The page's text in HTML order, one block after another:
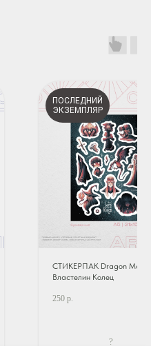
ПОСЛЕДНИЙ
ЭКЗЕМПЛЯР
СТИКЕРПАК Dragon
Властелин Колец
250 р.
?